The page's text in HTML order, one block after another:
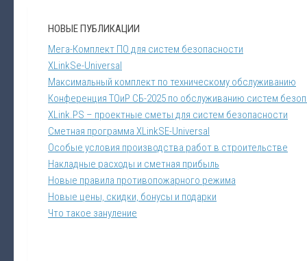
НОВЫЕ ПУБЛИКАЦИИ
Мега-Комплект ПО для систем безопасности
XLinkSe-Universal
Максимальный комплект по техническому обслуживанию
Конференция ТОиР СБ-2025 по обслуживанию систем
XLink.PS – проектные сметы для систем безопасности
Сметная программа XLinkSE-Universal
Особые условия производства работ в строительстве
Накладные расходы и сметная прибыль
Новые правила противопожарного режима
Новые цены, скидки, бонусы и подарки
Что такое зануление